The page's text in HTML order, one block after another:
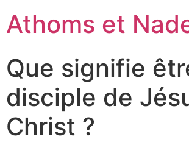
Athoms et
Que signifie
disciple de
Christ ?